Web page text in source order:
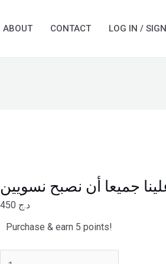
ABOUT CONTACT LOG IN /
جميعا أن نصبح نسويين
د.ج
Purchase & earn 5 points!
جميعا